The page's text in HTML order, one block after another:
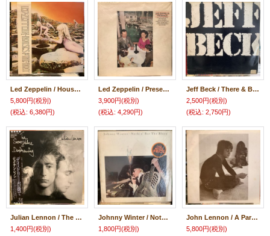
Led Zeppelin / Houses Of The Holy
5,800円(税別)
(税込: 6,380円)
Led Zeppelin / Presence
3,900円(税別)
(税込: 4,290円)
Jeff Beck / There & Back
2,500円(税別)
(税込: 2,750円)
Julian Lennon ‎/ The Secret Value Of Daydreaming
1,400円(税別)
Johnny Winter / Nothin' But The Blues
1,800円(税別)
John Lennon / A Parlophone Rehearsal Session/A Guitar's All Right John But/One To One Concert
5,800円(税別)